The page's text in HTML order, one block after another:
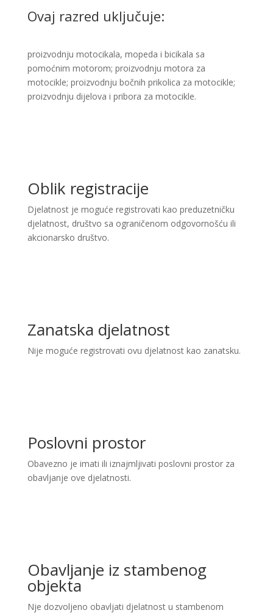
Ovaj razred uključuje:
​proizvodnju motocikala, mopeda i bicikala sa
pomoćnim motorom; proizvodnju motora za
motocikle; proizvodnju bočnih prikolica za motocikle;
proizvodnju dijelova i pribora za motocikle. ​
Oblik registracije
Djelatnost je moguće registrovati kao preduzetničku
djelatnost, društvo sa ograničenom odgovornošću ili
akcionarsko društvo.
Zanatska djelatnost
Nije moguće registrovati ovu djelatnost kao zanatsku.
Poslovni prostor
Obavezno je imati ili iznajmljivati poslovni prostor za
obavljanje ove djelatnosti.
Obavljanje iz stambenog
objekta
Nje dozvoljeno obavljati djelatnost u stambenom